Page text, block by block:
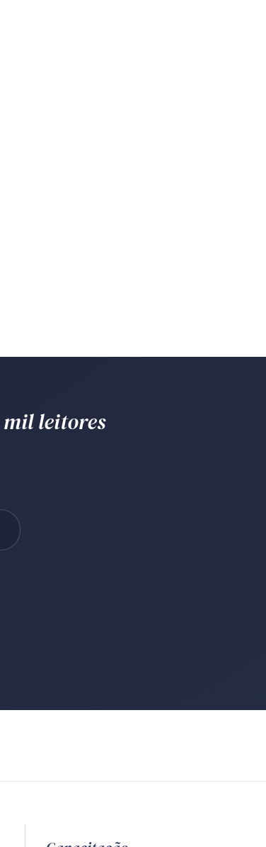
mil leitores